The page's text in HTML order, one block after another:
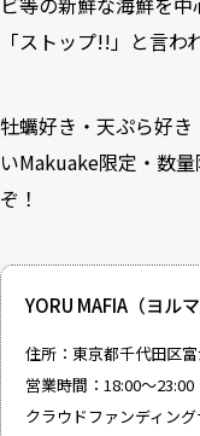
「ストップ!!」と言わ
牡蠣好き・天ぷら好
いMakuake限定・数
ぞ！
YORU MAFIA（ヨルマ
住所：東京都千代田区
営業時間：18:00〜23:00
クラウドファンディン